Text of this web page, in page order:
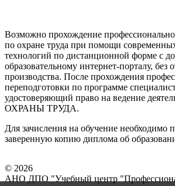
Возможно прохождение
по охране труда при помощи
технологий по дистанционной форме с
образовательному интернет-порталу, без
производства. После прохождения
переподготовки по программе
удостоверяющий право на ведение
ОХРАНЫ ТРУДА.
Для зачисления на обучение необходимо
заверенную копию диплома об
© 2026
АНО ДПО "Учебный центр